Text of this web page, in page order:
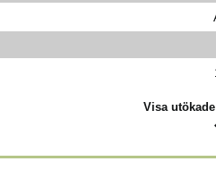
Visa